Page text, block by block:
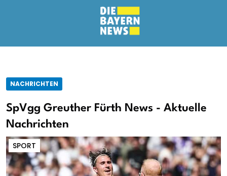
NACHRICHTEN
SpVgg Greuther Fürth News - Aktuelle
Nachrichten
SPORT